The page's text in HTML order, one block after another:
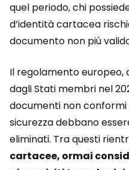
quel periodo, chi
d’identità cartacea
documento non più
Il regolamento europeo,
dagli Stati membri nel
documenti non conformi
sicurezza debbano
eliminati. Tra questi
cartacee, ormai